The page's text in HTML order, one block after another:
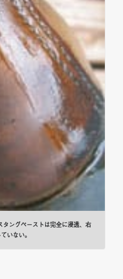
ングペーストは完全に浸透、右
いない。